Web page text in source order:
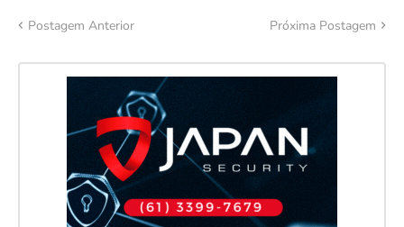
Postagem Anterior Próxima Postagem